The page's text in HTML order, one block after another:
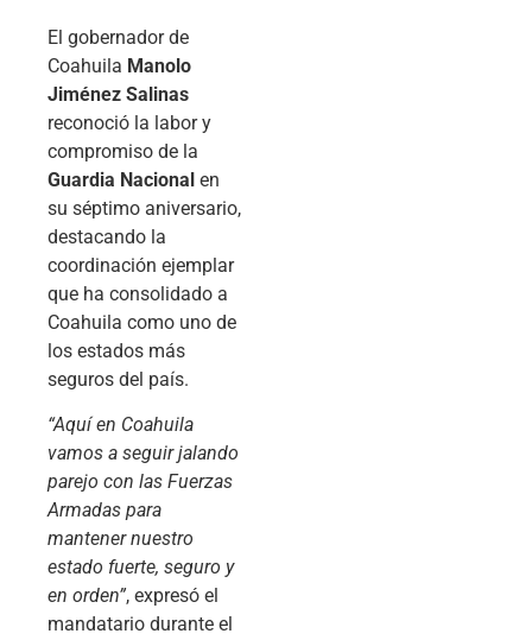
El gobernador de
Coahuila Manolo
Jiménez Salinas
reconoció la labor y
compromiso de la
Guardia Nacional en
su séptimo aniversario,
destacando la
coordinación ejemplar
que ha consolidado a
Coahuila como uno de
los estados más
seguros del país.
“Aquí en Coahuila
vamos a seguir jalando
parejo con las Fuerzas
Armadas para
mantener nuestro
estado fuerte, seguro y
en orden”, expresó el
mandatario durante el